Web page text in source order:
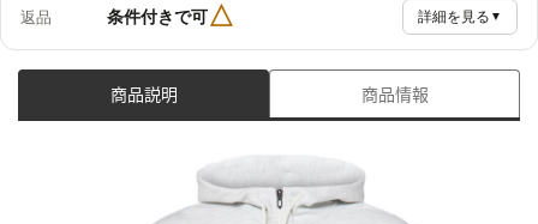
返品 条件付きで可△ 詳細を見る ▼
商品説明 商品情報